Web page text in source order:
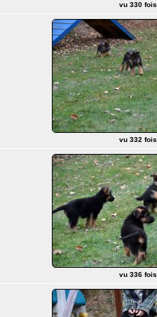
vu 330 fois
vu 332 fois
vu 336 fois